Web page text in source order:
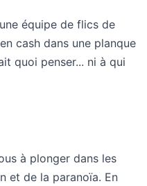
équipe de flics de
cash dans une planque
quoi penser... ni à qui
à plonger dans les
et de la paranoïa. En